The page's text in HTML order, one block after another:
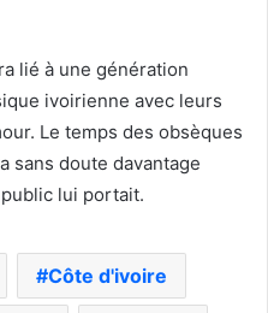
lié à une génération
ivoirienne avec leurs
Le temps des obsèques
sans doute davantage
public lui portait.
Côte d'ivoire